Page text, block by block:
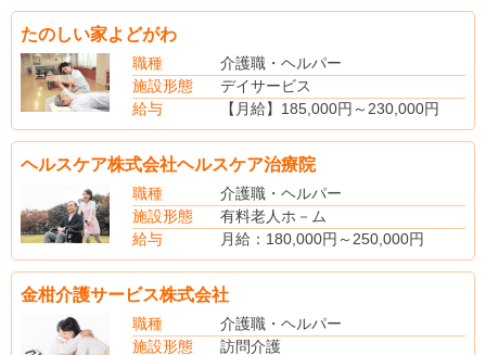
たのしい家よどがわ
職種
介護職・ヘルパー
施設形態
デイサービス
給与
【月給】185,000円～230,000円
【賞与】あり
【社会保険】完備
【退職金制度】あり
ヘルスケア株式会社ヘルスケア治療院
職種
介護職・ヘルパー
施設形態
有料老人ホ－ム
給与
月給：180,000円～250,000円
基本給：150,000円～150,000円
新患手当0～200000円
金柑介護サービス株式会社
職種
介護職・ヘルパー
施設形態
訪問介護